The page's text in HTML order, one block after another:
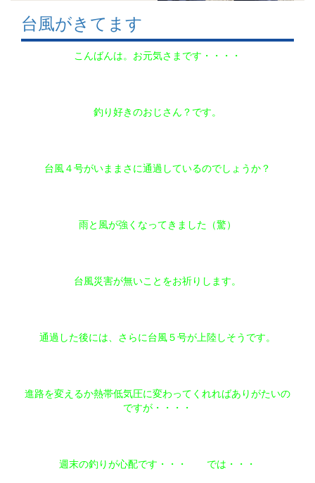
台風がきてます
こんばんは。お元気さまです・・・・
釣り好きのおじさん？です。
台風４号がいままさに通過しているのでしょうか？
雨と風が強くなってきました（驚）
台風災害が無いことをお祈りします。
通過した後には、さらに台風５号が上陸しそうです。
進路を変えるか熱帯低気圧に変わってくれればありがたいの
ですが・・・・
週末の釣りが心配です・・・ では・・・